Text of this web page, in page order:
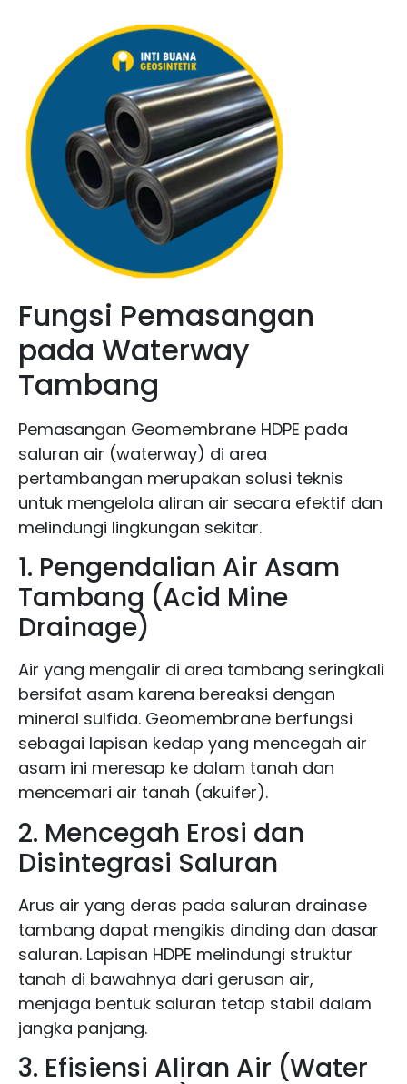
Fungsi Pemasangan
pada Waterway
Tambang
Pemasangan Geomembrane HDPE pada
saluran air (waterway) di area
pertambangan merupakan solusi teknis
untuk mengelola aliran air secara efektif dan
melindungi lingkungan sekitar.
1. Pengendalian Air Asam
Tambang (Acid Mine
Drainage)
Air yang mengalir di area tambang seringkali
bersifat asam karena bereaksi dengan
mineral sulfida. Geomembrane berfungsi
sebagai lapisan kedap yang mencegah air
asam ini meresap ke dalam tanah dan
mencemari air tanah (akuifer).
2. Mencegah Erosi dan
Disintegrasi Saluran
Arus air yang deras pada saluran drainase
tambang dapat mengikis dinding dan dasar
saluran. Lapisan HDPE melindungi struktur
tanah di bawahnya dari gerusan air,
menjaga bentuk saluran tetap stabil dalam
jangka panjang.
3. Efisiensi Aliran Air (Water